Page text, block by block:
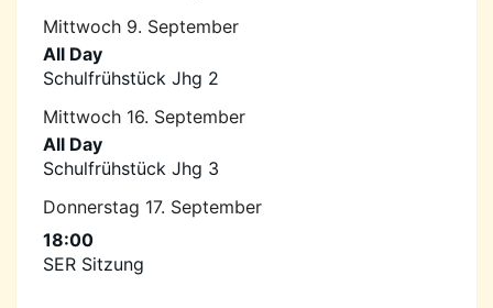
Mittwoch 9. September
All Day
Schulfrühstück Jhg 2
Mittwoch 16. September
All Day
Schulfrühstück Jhg 3
Donnerstag 17. September
18:00
SER Sitzung